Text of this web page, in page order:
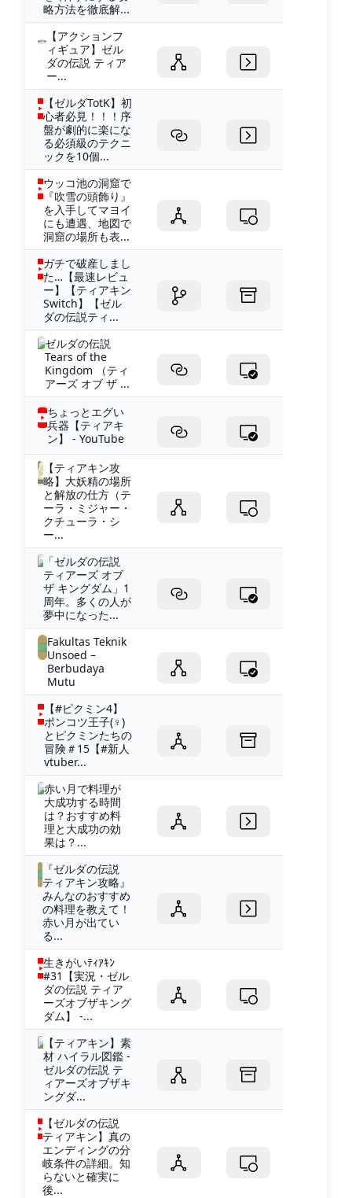
略方法を徹底解...
【アクションフ
ィギュア】ゼル
ダの伝説 ティア
ー...
【ゼルダTotK】初
心者必見！！！序
盤が劇的に楽にな
る必須級のテクニ
ックを10個...
ウッコ池の洞窟で
『吹雪の頭飾り』
を入手してマヨイ
にも遭遇、地図で
洞窟の場所も表...
ガチで破産しまし
た…【最速レビュ
ー】【ティアキン
Switch】【ゼル
ダの伝説ティ...
ゼルダの伝説
Tears of the
Kingdom （ティ
アーズ オブ ザ ...
ちょっとエグい
兵器【ティアキ
ン】 - YouTube
【ティアキン攻
略】大妖精の場所
と解放の仕方（テ
ーラ・ミジャー・
クチューラ・シ
ー...
「ゼルダの伝説
ティアーズ オブ
ザ キングダム」1
周年。多くの人が
夢中になった...
Fakultas Teknik
Unsoed –
Berbudaya
Mutu
【#ピクミン4】
ポンコツ王子(♀)
とピクミンたちの
冒険＃15【#新人
vtuber...
赤い月で料理が
大成功する時間
は？おすすめ料
理と大成功の効
果は？...
『ゼルダの伝説
ティアキン攻略』
みんなのおすすめ
の料理を教えて！
赤い月が出てい
る...
生きがいﾃｨｱｷﾝ
#31【実況・ゼル
ダの伝説 ティア
ーズオブザキング
ダム】 -...
【ティアキン】素
材 ハイラル図鑑 -
ゼルダの伝説 テ
ィアーズオブザキ
ングダ...
【ゼルダの伝説
ティアキン】真の
エンディングの分
岐条件の詳細。知
らないと確実に
後...